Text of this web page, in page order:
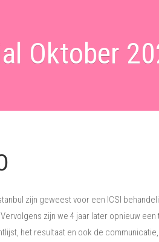
Oktober
zijn geweest voor een ICSI
zijn we 4 jaar later opnieuw
het resultaat en ook de